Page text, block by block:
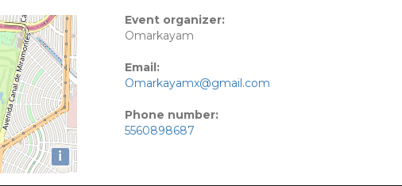
i
Event organizer:
Omarkayam
Email:
Omarkayamx@gmail.com
Phone number:
5560898687